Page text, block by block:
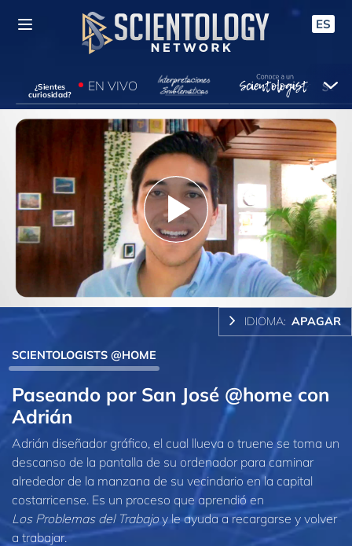
ES
¿Sientes
curiosidad?
EN VIVO
Play
Video
IDIOMA: APAGAR
SCIENTOLOGISTS @HOME
Paseando por San José @home con
Adrián
Adrián diseñador gráfico, el cual llueva o truene se toma un
descanso de la pantalla de su ordenador para caminar
alrededor de la manzana de su vecindario en la capital
costarricense. Es un proceso que aprendió en
Los Problemas del Trabajoy le ayuda a recargarse y volver
a trabajar.